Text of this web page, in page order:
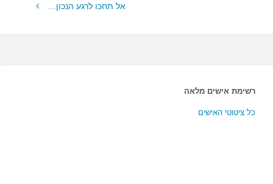
אל תחכו לרגע הנכון…
רשימת אישים מלאה
כל ציטוטי האישים